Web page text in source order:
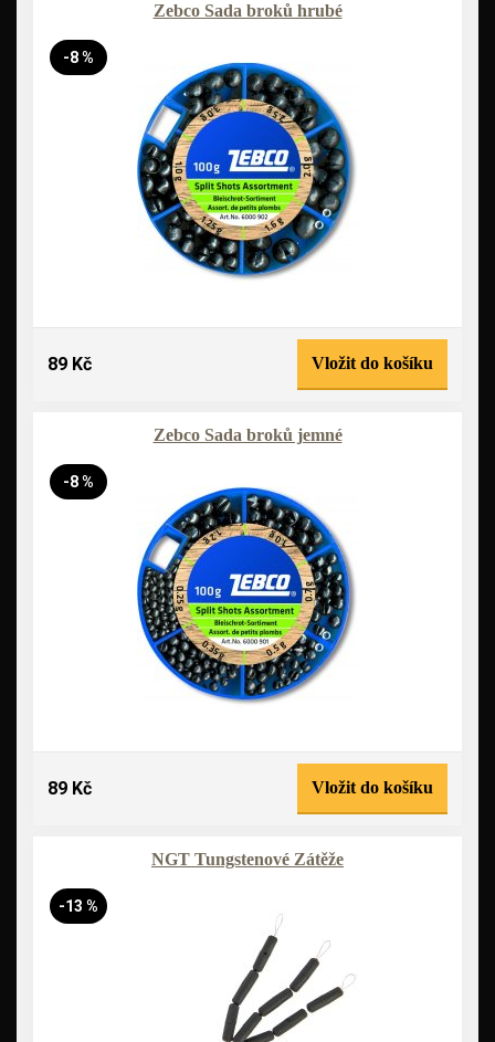
Zebco Sada broků hrubé
-8 %
89 Kč Vložit do košíku
Zebco Sada broků jemné
-8 %
89 Kč Vložit do košíku
NGT Tungstenové Zátěže
-13 %